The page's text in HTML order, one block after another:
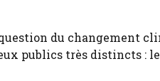
question du changement
publics très distincts :